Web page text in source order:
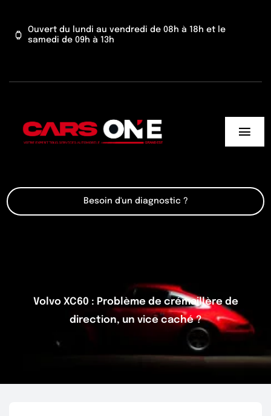
contenu
Ouvert du lundi au vendredi de 08h à 18h et le
samedi de 09h à 13h
Besoin d'un diagnostic ?
Volvo XC60 : Problème de crémaillère de
direction, un vice caché ?